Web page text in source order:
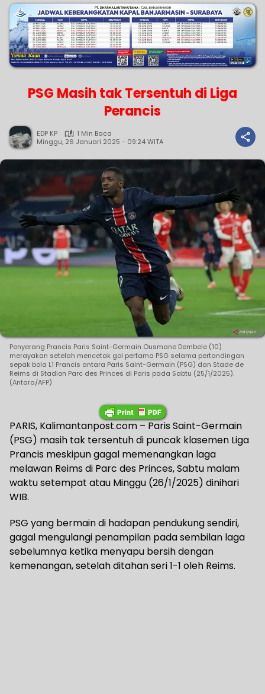
PSG Masih tak Tersentuh di Liga
Perancis
EDP KP
1 Min Baca
Minggu, 26 Januari 2025 - 09:24 WITA
Penyerang Prancis Paris Saint-Germain Ousmane Dembele (10)
merayakan setelah mencetak gol pertama PSG selama pertandingan
sepak bola L1 Prancis antara Paris Saint-Germain (PSG) dan Stade de
Reims di Stadion Parc des Princes di Paris pada Sabtu (25/1/2025).
(Antara/AFP)
PARIS, Kalimantanpost.com – Paris Saint-Germain
(PSG) masih tak tersentuh di puncak klasemen Liga
Prancis meskipun gagal memenangkan laga
melawan Reims di Parc des Princes, Sabtu malam
waktu setempat atau Minggu (26/1/2025) dinihari
WIB.
PSG yang bermain di hadapan pendukung sendiri,
gagal mengulangi penampilan pada sembilan laga
sebelumnya ketika menyapu bersih dengan
kemenangan, setelah ditahan seri 1-1 oleh Reims.